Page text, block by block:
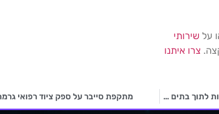
על שירותי
צרו איתנו
תקלה בסטארטאפ מצלמות אבטחה מאפשר ללקוחות לראות לתוך בתים של אחרים מתקפת סייבר על ספק ציוד רפואי גרמה להפסד של